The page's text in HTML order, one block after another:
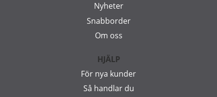
Nyheter
Snabborder
Om oss
HJÄLP
För nya kunder
Så handlar du